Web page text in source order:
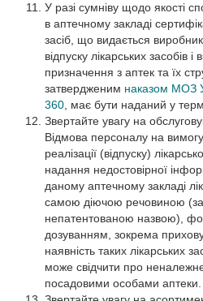
У разі сумніву щодо якості
в аптечному закладі
засіб, що видається
відпуску лікарських засобів
призначення з аптек та їх
затвердженим наказом МОЗ
360 , має бути наданий у
Звертайте увагу на
Відмова персоналу на
реалізації (відпуску)
надання недостовірної
даному аптечному закладі
самою діючою речовиною
непатентованою назвою),
дозуванням, зокрема
наявність таких лікарських
може свідчити про
посадовими особами аптеки.